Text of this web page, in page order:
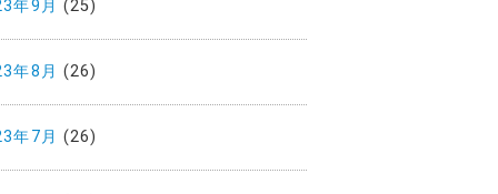
年9月 (25)
年8月 (26)
年7月 (26)